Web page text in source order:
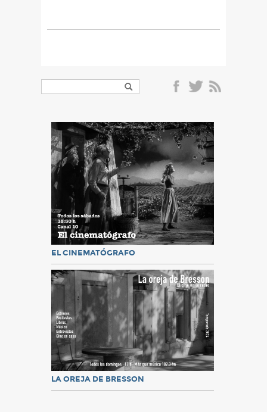
EL CINEMATÓGRAFO
LA OREJA DE BRESSON